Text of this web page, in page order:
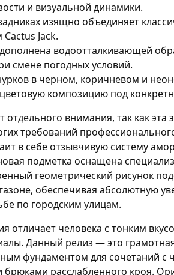
и визуальной динамики.
изящно объединяет
Jack.
водоотталкивающей
смене погодных условий.
в черном, коричневом и
композицию под
внимания, так как эта
требований
в себе отзывчивую систему
подметка оснащена
геометрический рисунок
обеспечивая абсолютную
по городским улицам.
отличает человека с тонким
Данный релиз — это
фундаментом для сочетаний с
расслабленного кроя.